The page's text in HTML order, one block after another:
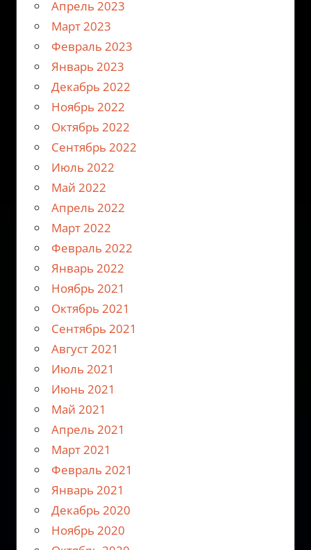
Апрель 2023
Март 2023
Февраль 2023
Январь 2023
Декабрь 2022
Ноябрь 2022
Октябрь 2022
Сентябрь 2022
Июль 2022
Май 2022
Апрель 2022
Март 2022
Февраль 2022
Январь 2022
Ноябрь 2021
Октябрь 2021
Сентябрь 2021
Август 2021
Июль 2021
Июнь 2021
Май 2021
Апрель 2021
Март 2021
Февраль 2021
Январь 2021
Декабрь 2020
Ноябрь 2020